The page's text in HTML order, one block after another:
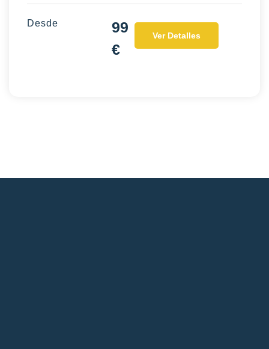
Desde
99
€
Ver Detalles